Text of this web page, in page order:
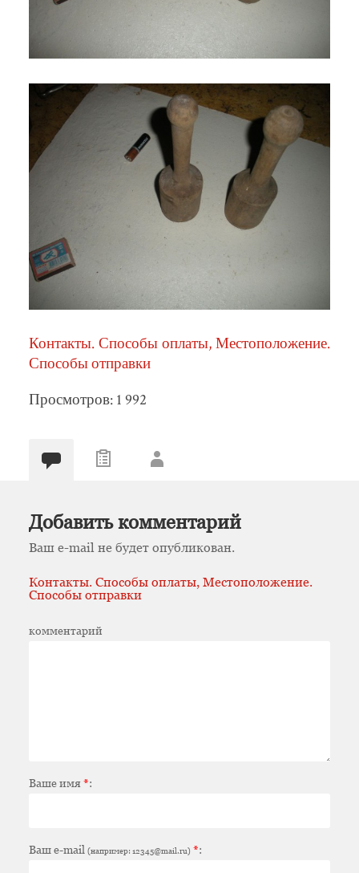
Контакты. Способы оплаты, Местоположение.
Способы отправки
Просмотров: 1 992
Добавить комментарий
Ваш e-mail не будет опубликован.
Контакты. Способы оплаты, Местоположение.
Способы отправки
комментарий
Ваше имя*:
Ваш e-mail (например: 12345@mail.ru) *: